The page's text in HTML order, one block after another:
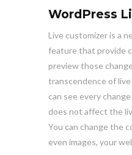
WordPress
Live customizer is a
feature that provide
preview those
transcendence of
can see every
does not affect the
You can change the
even images, your